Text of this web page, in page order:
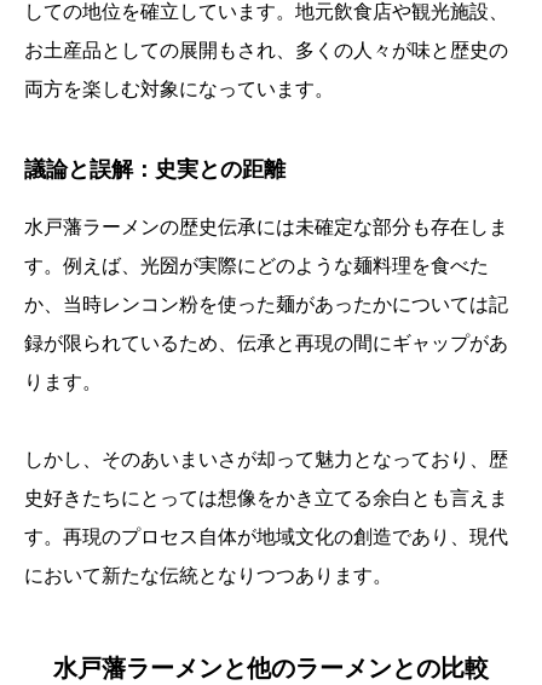
しての地位を確立しています。地元飲食店や観光施設、
お土産品としての展開もされ、多くの人々が味と歴史の
両方を楽しむ対象になっています。
議論と誤解：史実との距離
水戸藩ラーメンの歴史伝承には未確定な部分も存在しま
す。例えば、光圀が実際にどのような麺料理を食べた
か、当時レンコン粉を使った麺があったかについては記
録が限られているため、伝承と再現の間にギャップがあ
ります。
しかし、そのあいまいさが却って魅力となっており、歴
史好きたちにとっては想像をかき立てる余白とも言えま
す。再現のプロセス自体が地域文化の創造であり、現代
において新たな伝統となりつつあります。
水戸藩ラーメンと他のラーメンとの比較